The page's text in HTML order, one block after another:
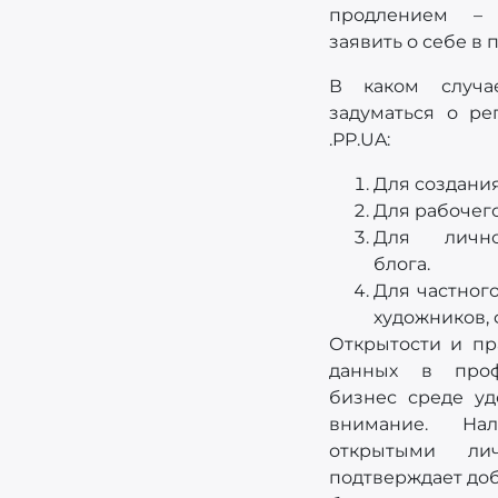
продлением
заявить о себе в
В каком
задуматься о
.PP.UA:
Для
Для
Для
блога.
Для
художников,
Открытости и
данных в
бизнес среде
внимание.
открытыми
подтверждает